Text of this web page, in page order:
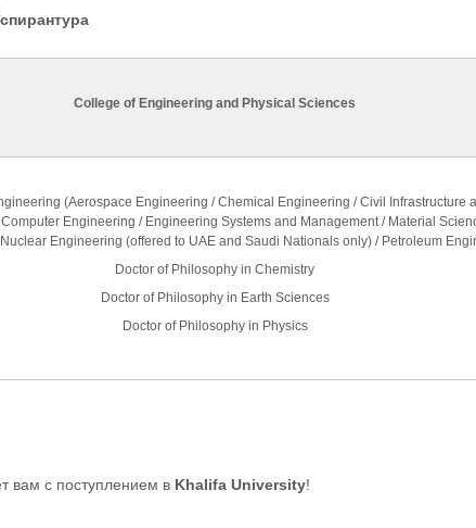
College of Engineering and Physical Sciences
(Aerospace Engineering / Chemical Engineering / Civil Infrastructure
Engineering / Engineering Systems and Management / Material
Engineering (offered to UAE and Saudi Nationals only) / Petroleum
Doctor of Philosophy in Chemistry
Doctor of Philosophy in Earth Sciences
Doctor of Philosophy in Physics
вам с поступлением в Khalifa University!